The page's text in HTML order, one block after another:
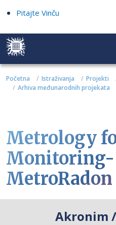
Pitajte Vinču
Početna Istraživanja Projekti
Arhiva međunarodnih projekata
Metrology
Monitoring-
MetroRadon
Akronim